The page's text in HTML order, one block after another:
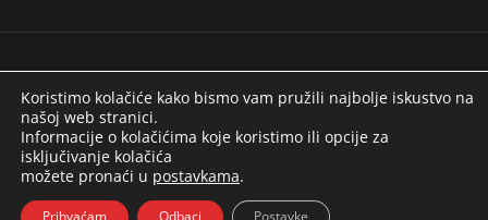
Copyright © 2026 | ITALSERRANDE
Koristimo kolačiće kako bismo vam pružili najbolje iskustvo na
našoj web stranici.
Informacije o kolačićima koje koristimo ili opcije za
isključivanje kolačića
možete pronaći u postavkama.
Prihvaćam Odbaci Postavke